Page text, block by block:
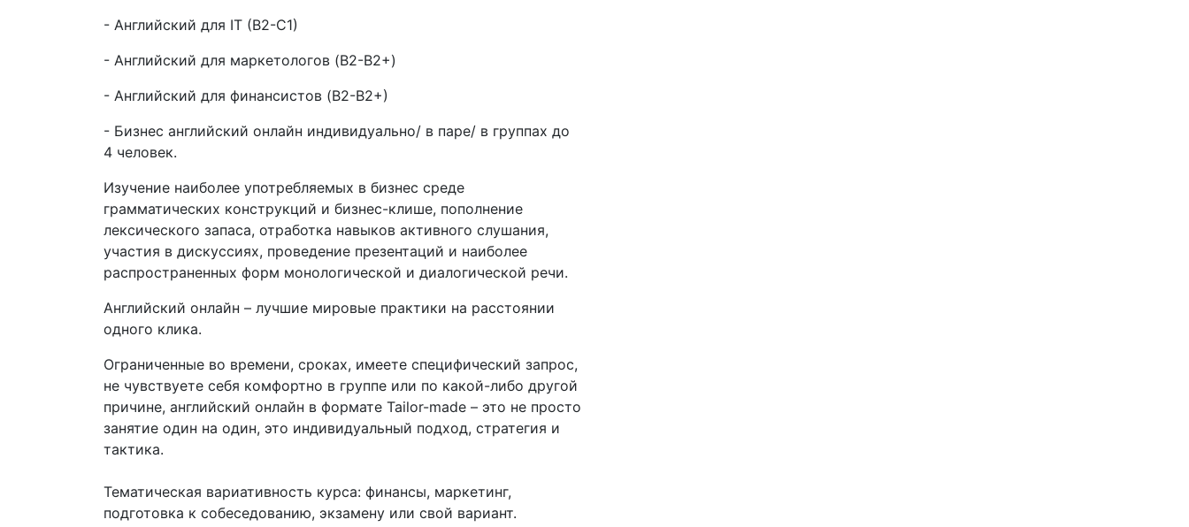
- Английский для IT (B2-C1)
- Английский для маркетологов (B2-B2+)
- Английский для финансистов (B2-В2+)
- Бизнес английский онлайн индивидуально/ в паре/ в группах до
4 человек.
Изучение наиболее употребляемых в бизнес среде
грамматических конструкций и бизнес-клише, пополнение
лексического запаса, отработка навыков активного слушания,
участия в дискуссиях, проведение презентаций и наиболее
распространенных форм монологической и диалогической речи.
Английский онлайн – лучшие мировые практики на расстоянии
одного клика.
Ограниченные во времени, сроках, имеете специфический запрос,
не чувствуете себя комфортно в группе или по какой-либо другой
причине, английский онлайн в формате Tailor-made – это не просто
занятие один на один, это индивидуальный подход, стратегия и
тактика.
Тематическая вариативность курса: финансы, маркетинг,
подготовка к собеседованию, экзамену или свой вариант.